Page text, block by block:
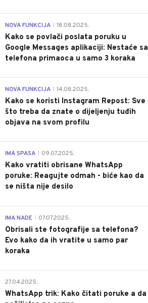
NOVA FUNKCIJA 18.08.2025.
Kako se povlači poslata poruku u
Google Messages aplikaciji: Nestaće sa
telefona primaoca u samo 3 koraka
NOVA FUNKCIJA 14.08.2025.
Kako se koristi Instagram Repost: Sve
što treba da znate o dijeljenju tuđih
objava na svom profilu
IMA SPASA 09.07.2025.
Kako vratiti obrisane WhatsApp
poruke: Reagujte odmah - biće kao da
se ništa nije desilo
IMA NADE 07.07.2025.
Obrisali ste fotografije sa telefona?
Evo kako da ih vratite u samo par
koraka
27.04.2025.
WhatsApp trik: Kako čitati poruke a da